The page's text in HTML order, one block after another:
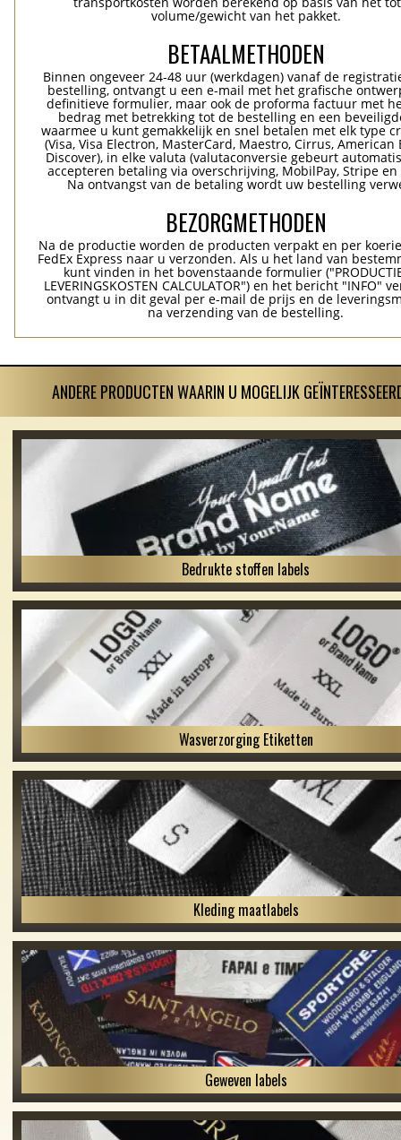
volume/gewicht van het pakket.
BETAALMETHODEN
Binnen ongeveer 24-48 uur (werkdagen) vanaf de
bestelling, ontvangt u een e-mail met het grafische
definitieve formulier, maar ook de proforma factuur met
bedrag met betrekking tot de bestelling en een
waarmee u kunt gemakkelijk en snel betalen met elk type
(Visa, Visa Electron, MasterCard, Maestro, Cirrus, American
Discover), in elke valuta (valutaconversie gebeurt
accepteren betaling via overschrijving, MobilPay, Stripe en
Na ontvangst van de betaling wordt uw bestelling
BEZORGMETHODEN
Na de productie worden de producten verpakt en per
FedEx Express naar u verzonden. Als u het land van
kunt vinden in het bovenstaande formulier
LEVERINGSKOSTEN CALCULATOR") en het bericht "INFO"
ontvangt u in dit geval per e-mail de prijs en de
na verzending van de bestelling.
ANDERE PRODUCTEN WAARIN U MOGELIJK
Bedrukte stoffen labels
Wasverzorging Etiketten
Kleding maatlabels
Geweven labels